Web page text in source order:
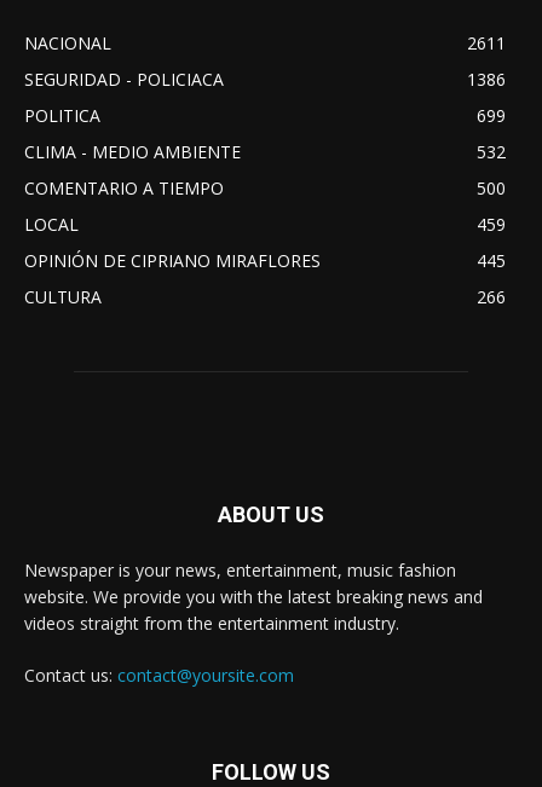
NACIONAL
2611
SEGURIDAD - POLICIACA
1386
POLITICA
699
CLIMA - MEDIO AMBIENTE
532
COMENTARIO A TIEMPO
500
LOCAL
459
OPINIÓN DE CIPRIANO MIRAFLORES
445
CULTURA
266
ABOUT US
Newspaper is your news, entertainment, music fashion
website. We provide you with the latest breaking news and
videos straight from the entertainment industry.
Contact us: contact@yoursite.com
FOLLOW US